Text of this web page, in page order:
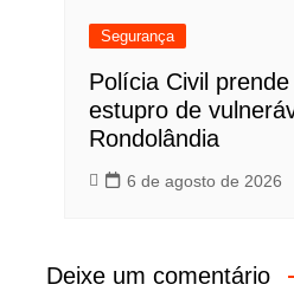
Segurança
Polícia Civil
estupro de
Rondolândia
6 de agosto de 2026
Deixe um comentário